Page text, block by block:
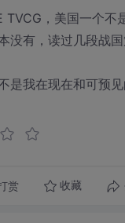
TVCG，美国一个
没有，读过几段战
是我在现在和可预
赏 收藏